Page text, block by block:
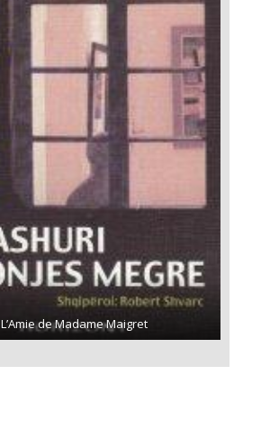
L’Amie de Madame Maigret